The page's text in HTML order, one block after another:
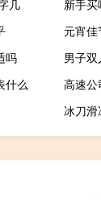
几
新手
元宵
吗
男子
什么
高速
冰刀